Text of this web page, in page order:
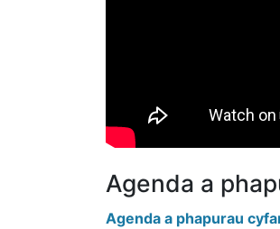
Agenda a
Agenda a phapurau